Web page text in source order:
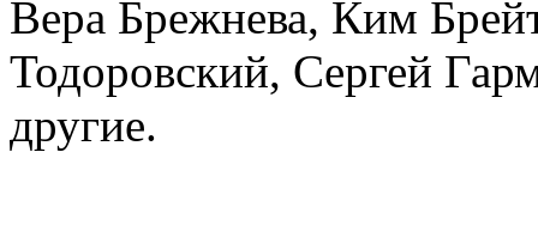
Вера Брежнева, Ким
Тодоровский, Сергей
другие.